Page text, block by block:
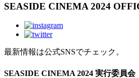
SEASIDE CINEMA 2024
最新情報は公式SNSでチェック。
SEASIDE CINEMA 2024 実行委員会